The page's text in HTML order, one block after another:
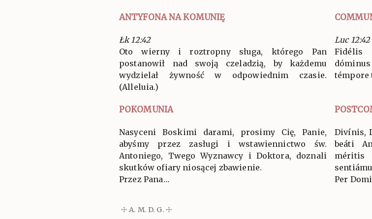
ANTYFONA NA KOMUNIĘ
Łk 12:42
Oto wierny i roztropny sługa, którego Pan
postanowił nad swoją czeladzią, by każdemu
wydzielał żywność w odpowiednim czasie.
(Alleluia.)
Luc 12:42
Fidélis
témpore
POKOMUNIA
Nasyceni Boskimi darami, prosimy Cię, Panie,
abyśmy przez zasługi i wstawiennictwo św.
Antoniego, Twego Wyznawcy i Doktora, doznali
skutków ofiary niosącej zbawienie.
Przez Pana…
Divínis,
beáti
méritis
Per
☩ A. M. D. G. ☩